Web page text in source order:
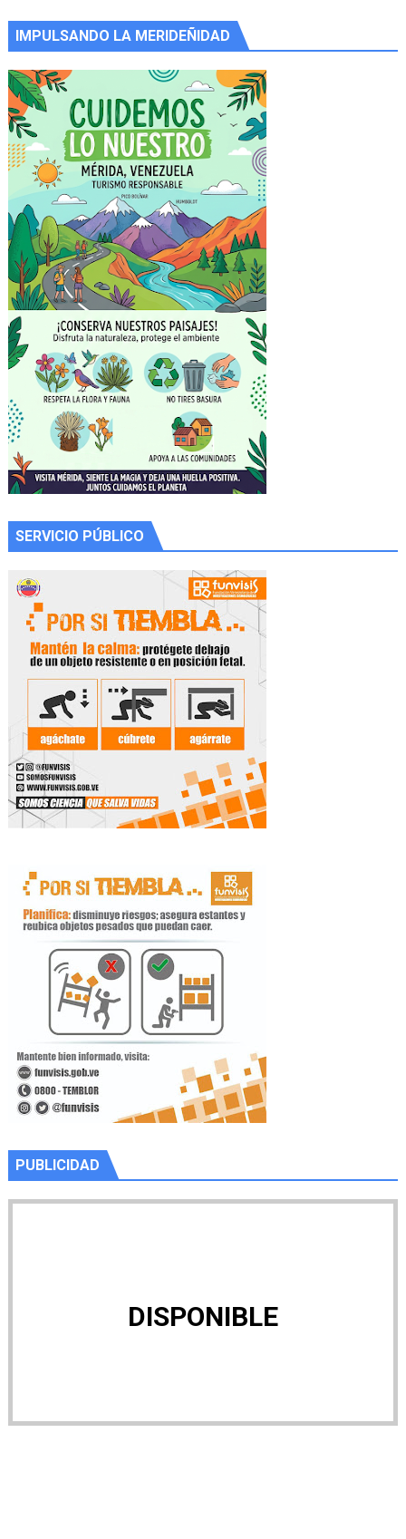
IMPULSANDO LA MERIDEÑIDAD
SERVICIO PÚBLICO
PUBLICIDAD
DISPONIBLE